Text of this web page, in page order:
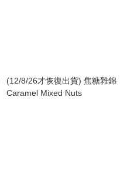
(12/8/26才恢復出貨) 焦糖雜錦
Caramel Mixed Nuts